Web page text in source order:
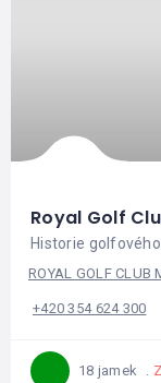
Royal Golf
Historie
ROYAL GOLF
+420 354 624 300
18 jamek